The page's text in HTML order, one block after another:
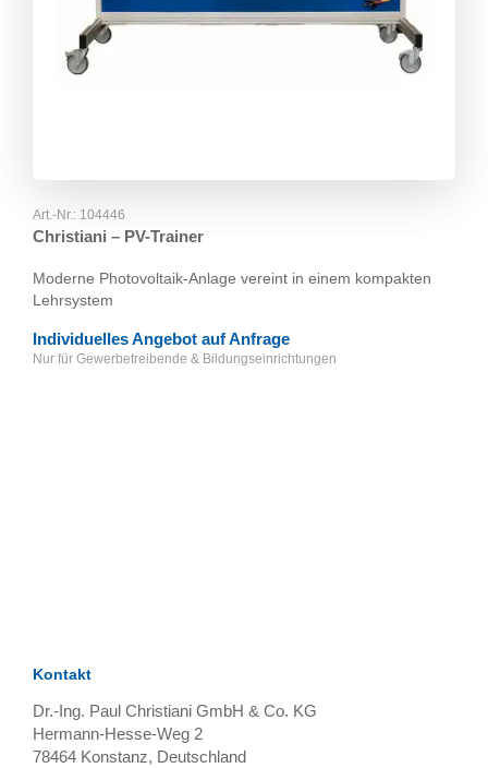
Art.-Nr.: 104446
Christiani – PV-Trainer
Moderne Photovoltaik-Anlage vereint in einem kompakten
Lehrsystem
Individuelles Angebot auf Anfrage
Nur für Gewerbetreibende & Bildungseinrichtungen
Kontakt
Dr.-Ing. Paul Christiani GmbH & Co. KG
Hermann-Hesse-Weg 2
78464 Konstanz, Deutschland